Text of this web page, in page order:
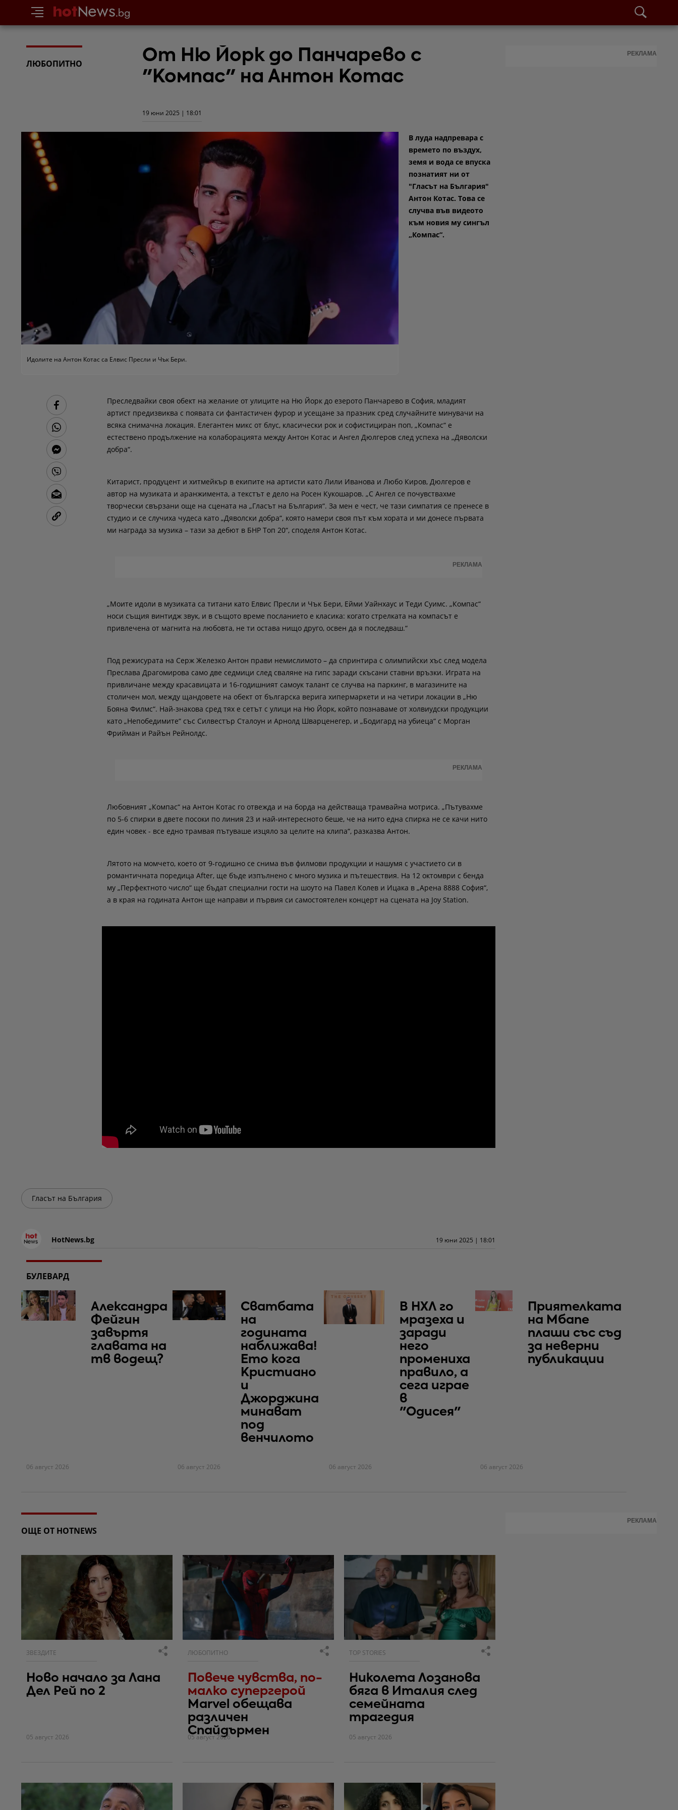
ЛЮБОПИТНО
От Ню Йорк до Панчарево с
"Компас" на Антон Котас
19 юни 2025 | 18:01
Идолите на Антон Котас са Елвис Пресли и Чък Бери.
В луда надпревара с
времето по въздух,
земя и вода се впуска
познатият ни от
"Гласът на България"
Антон Котас. Това се
случва във видеото
към новия му сингъл
„Компас“.
Преследвайки своя обект на желание от улиците на Ню Йорк до езерото Панчарево в София, младият
артист предизвиква с появата си фантастичен фурор и усещане за празник сред случайните минувачи на
всяка снимачна локация. Елегантен микс от блус, класически рок и софистициран поп, „Компас“ е
естествено продължение на колаборацията между Антон Котас и Ангел Дюлгеров след успеха на „Дяволски
добра“.
Китарист, продуцент и хитмейкър в екипите на артисти като Лили Иванова и Любо Киров, Дюлгеров е
автор на музиката и аранжимента, а текстът е дело на Росен Кукошаров. „С Ангел се почувствахме
творчески свързани още на сцената на „Гласът на България“. За мен е чест, че тази симпатия се пренесе в
студио и се случиха чудеса като „Дяволски добра“, която намери своя път към хората и ми донесе първата
ми награда за музика – тази за дебют в БНР Топ 20“, споделя Антон Котас.
РЕКЛАМА
„Моите идоли в музиката са титани като Елвис Пресли и Чък Бери, Ейми Уайнхаус и Теди Суимс. „Компас“
носи същия винтидж звук, и в същото време посланието е класика: когато стрелката на компасът е
привлечена от магнита на любовта, не ти остава нищо друго, освен да я последваш.“
Под режисурата на Серж Железко Антон прави немислимото – да спринтира с олимпийски хъс след модела
Преслава Драгомирова само две седмици след сваляне на гипс заради скъсани ставни връзки. Играта на
привличане между красавицата и 16-годишният самоук талант се случва на паркинг, в магазините на
столичен мол, между щандовете на обект от българска верига хипермаркети и на четири локации в „Ню
Бояна Филмс“. Най-знакова сред тях е сетът с улици на Ню Йорк, който познаваме от холвиудски продукции
като „Непобедимите“ със Силвестър Сталоун и Арнолд Шварценегер, и „Бодигард на убиеца“ с Морган
Фрийман и Райън Рейнолдс.
РЕКЛАМА
Любовният „Компас“ на Антон Котас го отвежда и на борда на действаща трамвайна мотриса. „Пътувахме
по 5-6 спирки в двете посоки по линия 23 и най-интересното беше, че на нито една спирка не се качи нито
един човек - все едно трамвая пътуваше изцяло за целите на клипа“, разказва Антон.
Лятото на момчето, което от 9-годишно се снима във филмови продукции и нашумя с участието си в
романтичната поредица After, ще бъде изпълнено с много музика и пътешествия. На 12 октомври с бенда
му „Перфектното число“ ще бъдат специални гости на шоуто на Павел Колев и Ицака в „Арена 8888 София“,
а в края на годината Антон ще направи и първия си самостоятелен концерт на сцената на Joy Station.
Гласът на България
HotNews.bg 19 юни 2025 | 18:01
РЕКЛАМА
БУЛЕВАРД
Александра
Фейгин
завъртя
главата на
тв водещ?
06 август 2026
Сватбата
на
годината
наближава!
Ето кога
Кристиано
и
Джорджина
минават
под
венчилото
06 август 2026
В НХЛ го
мразеха и
заради
него
промениха
правило, а
сега играе
в
"Одисея"
06 август 2026
Приятелката
на Мбапе
плаши със съд
за неверни
публикации
06 август 2026
ОЩЕ ОТ HOTNEWS
ЗВЕЗДИТЕ
Ново начало за Лана
Дел Рей по 2
05 август 2026
ЛЮБОПИТНО
Повече чувства, по-
малко супергерой
Marvel обещава
различен
Спайдърмен
05 август 2026
TOP STORIES
Николета Лозанова
бяга в Италия след
семейната
трагедия
05 август 2026
РЕКЛАМА